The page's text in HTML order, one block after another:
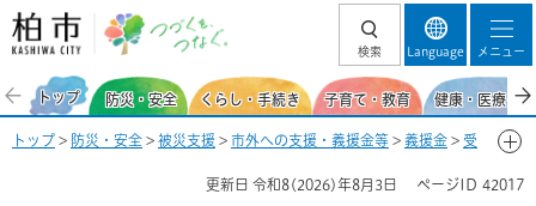
柏市 つづくを、
検索 Language メニュー
トップ 防災・安全 くらし・手続き 子育て・教育 健康・医療・
トップ > 防災・安全 > 被災支援 > 市外への支援・義援金等 > 義援金 > 受
更新日 令和8(2026)年8月3日 ページID 42017